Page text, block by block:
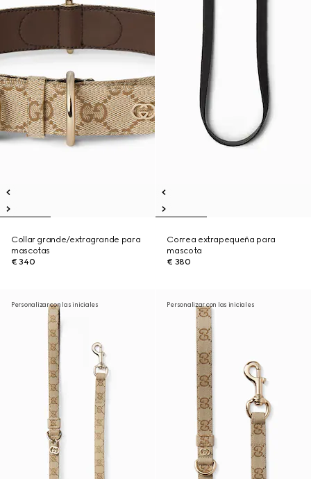
Collar grande/extragrande para
mascotas
€ 340
Correa extrapequeña para
mascota
€ 380
Personalizar con las iniciales Personalizar con las iniciales